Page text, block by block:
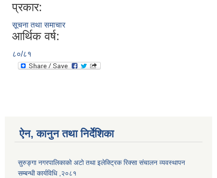
प्रकार:
सूचना तथा समाचार
आर्थिक वर्ष:
८०/८१
ऐन, कानुन तथा निर्देशिका
सुरुङ्गा नगरपालिकाको अटो तथा इलेक्ट्रिक रिक्सा संचालन व्यवस्थापन
सम्बन्धी कार्यविधि ,२०८१